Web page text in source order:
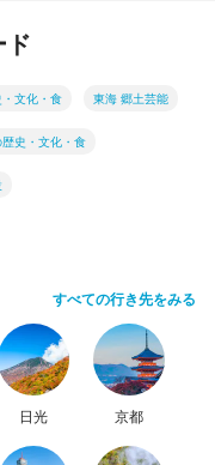
ド
文化・食 東海 郷土芸能
史・文化・食
すべての行き先をみる
日光 京都